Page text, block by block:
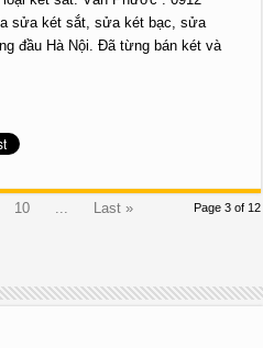
sửa két sắt, sửa két bạc, sửa
đầu Hà Nội. Đã từng bán két và
Page 3 of 12
10 Last »